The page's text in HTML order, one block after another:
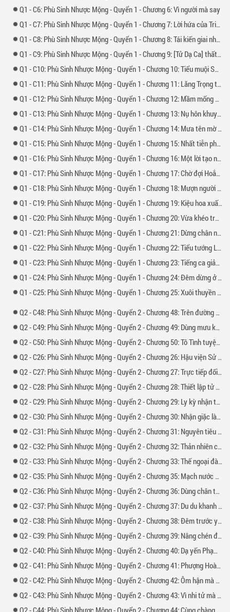
1 - 6: Phù Sinh Nhược Mộng - Quyển 1 - Chương 6: Vì người mà say
1 - 7: Phù Sinh Nhược Mộng - Quyển 1 - Chương 7: Lời hứa của Triều Cẩm
1 - 8: Phù Sinh Nhược Mộng - Quyển 1 - Chương 8: Tái kiến giai nhân
1 - 9: Phù Sinh Nhược Mộng - Quyển 1 - Chương 9: [Tử Dạ Ca] thất truyền
1 - 10: Phù Sinh Nhược Mộng - Quyển 1 - Chương 10: Tiểu muội Sử gia
1 - 11: Phù Sinh Nhược Mộng - Quyển 1 - Chương 11: Lăng Trọng tướng quân
1 - 12: Phù Sinh Nhược Mộng - Quyển 1 - Chương 12: Mầm mống cừu hận
1 - 13: Phù Sinh Nhược Mộng - Quyển 1 - Chương 13: Nụ hôn khuynh tình
1 - 14: Phù Sinh Nhược Mộng - Quyển 1 - Chương 14: Mưa tên mờ ảo
1 - 15: Phù Sinh Nhược Mộng - Quyển 1 - Chương 15: Nhất tiễn phá địch
1 - 16: Phù Sinh Nhược Mộng - Quyển 1 - Chương 16: Một lời tạo nên khoảng cách
1 - 17: Phù Sinh Nhược Mộng - Quyển 1 - Chương 17: Chờ đợi Hoắc Hương xuất giá
1 - 18: Phù Sinh Nhược Mộng - Quyển 1 - Chương 18: Mượn người Bắc thượng
1 - 19: Phù Sinh Nhược Mộng - Quyển 1 - Chương 19: Kiệu hoa xuất môn
1 - 20: Phù Sinh Nhược Mộng - Quyển 1 - Chương 20: Vừa khéo tránh khỏi nguy cơ
1 - 21: Phù Sinh Nhược Mộng - Quyển 1 - Chương 21: Dừng chân nghỉ lại Lạc Dương
1 - 22: Phù Sinh Nhược Mộng - Quyển 1 - Chương 22: Tiểu tướng Lí phủ
1 - 23: Phù Sinh Nhược Mộng - Quyển 1 - Chương 23: Tiếng ca giản dị nơi rừng trúc vắng
1 - 24: Phù Sinh Nhược Mộng - Quyển 1 - Chương 24: Đêm dừng ở Lạc Dương
1 - 25: Phù Sinh Nhược Mộng - Quyển 1 - Chương 25: Xuôi thuyền trên sông Hoàng Hà
2 - 48: Phù Sinh Nhược Mộng - Quyển 2 - Chương 48: Trên đường gặp cố nhân
2 - 49: Phù Sinh Nhược Mộng - Quyển 2 - Chương 49: Dùng mưu kế phá sơn tặc
2 - 50: Phù Sinh Nhược Mộng - Quyển 2 - Chương 50: Tô Tình tuyệt vọng
2 - 26: Phù Sinh Nhược Mộng - Quyển 2 - Chương 26: Hậu viện Sử phủ
2 - 27: Phù Sinh Nhược Mộng - Quyển 2 - Chương 27: Trực tiếp đối mặt An Lộc Sơn
2 - 28: Phù Sinh Nhược Mộng - Quyển 2 - Chương 28: Thiết lập tử địa
2 - 29: Phù Sinh Nhược Mộng - Quyển 2 - Chương 29: Ly kỳ nhận thân nhân
2 - 30: Phù Sinh Nhược Mộng - Quyển 2 - Chương 30: Nhận giặc làm cha
2 - 31: Phù Sinh Nhược Mộng - Quyển 2 - Chương 31: Nguyên tiêu nghe khúc hát
2 - 32: Phù Sinh Nhược Mộng - Quyển 2 - Chương 32: Thản nhiên cười
2 - 33: Phù Sinh Nhược Mộng - Quyển 2 - Chương 33: Thế ngoại đào nguyên
2 - 35: Phù Sinh Nhược Mộng - Quyển 2 - Chương 35: Mạch nước ngầm Sử gia
2 - 36: Phù Sinh Nhược Mộng - Quyển 2 - Chương 36: Dùng chân tâm đánh cược
2 - 37: Phù Sinh Nhược Mộng - Quyển 2 - Chương 37: Du du khanh tâm
2 - 38: Phù Sinh Nhược Mộng - Quyển 2 - Chương 38: Đêm trước yến tiệc trong phủ
2 - 39: Phù Sinh Nhược Mộng - Quyển 2 - Chương 39: Nâng chén đối tuyết
2 - 40: Phù Sinh Nhược Mộng - Quyển 2 - Chương 40: Dạ yến Phạm Dương
2 - 41: Phù Sinh Nhược Mộng - Quyển 2 - Chương 41: Phượng Hoàng huyền đoạn
2 - 42: Phù Sinh Nhược Mộng - Quyển 2 - Chương 42: Ôm hận mà đâm
2 - 43: Phù Sinh Nhược Mộng - Quyển 2 - Chương 43: Vì nhi tử mà sốt ruột
2 - 44: Phù Sinh Nhược Mộng - Quyển 2 - Chương 44: Cùng chàng chung giấc mộng